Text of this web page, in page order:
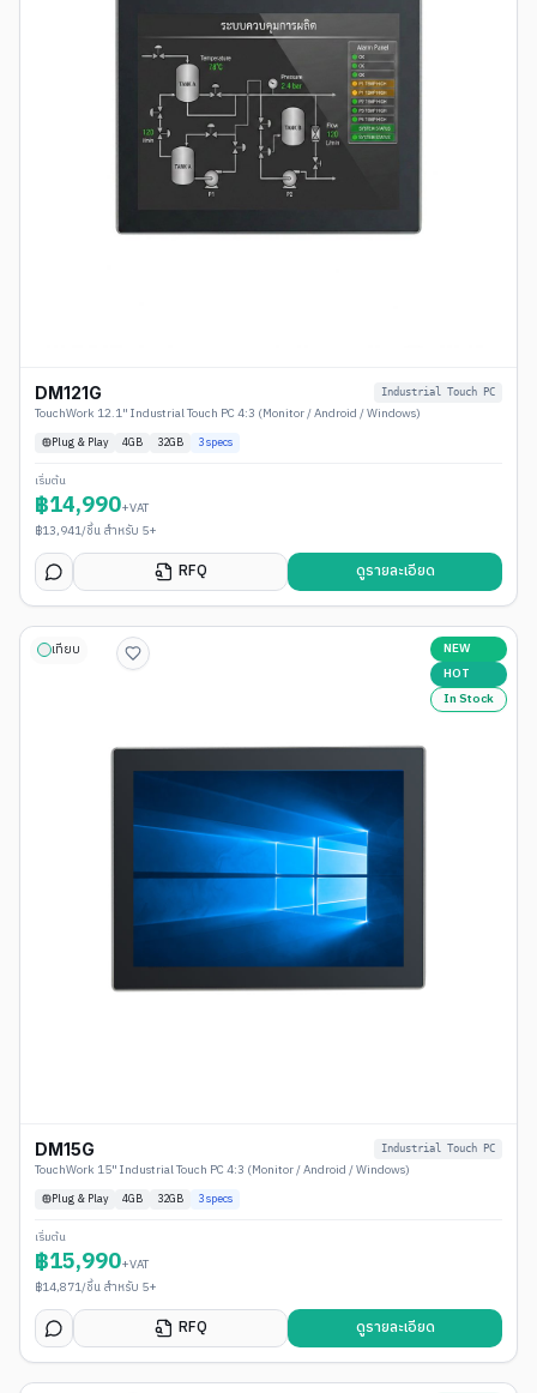
DM121G Industrial Touch PC
TouchWork 12.1" Industrial Touch PC 4:3 (Monitor / Android / Windows)
Plug & Play 4GB 32GB 3specs
เริ่มต้น
฿14,990+VAT
฿13,941/ชิ้น สำหรับ 5+
RFQ ดูรายละเอียด
เทียบ
NEW
HOT
In Stock
DM15G Industrial Touch PC
TouchWork 15" Industrial Touch PC 4:3 (Monitor / Android / Windows)
Plug & Play 4GB 32GB 3specs
เริ่มต้น
฿15,990+VAT
฿14,871/ชิ้น สำหรับ 5+
RFQ ดูรายละเอียด